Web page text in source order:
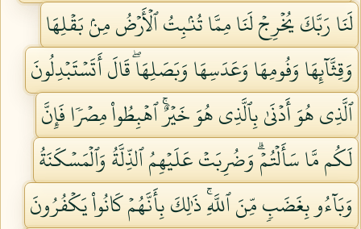
لَنَا رَبَّكَ يُخۡرِجۡ لَنَا مِمَّا تُنۢبِتُ ٱلۡأَرۡضُ مِنۢ بَقۡلِهَا
وَقِثَّآئِهَا وَفُومِهَا وَعَدَسِهَا وَبَصَلِهَاۖ قَالَ أَتَسۡتَبۡدِلُونَ
ٱلَّذِي هُوَ أَدۡنَىٰ بِٱلَّذِي هُوَ خَيۡرٌۚ ٱهۡبِطُواْ مِصۡرٗا فَإِنَّ
لَكُم مَّا سَأَلۡتُمۡۗ وَضُرِبَتۡ عَلَيۡهِمُ ٱلذِّلَّةُ وَٱلۡمَسۡكَنَةُ
وَبَآءُو بِغَضَبٖ مِّنَ ٱللَّهِۚ ذَٰلِكَ بِأَنَّهُمۡ كَانُواْ يَكۡفُرُونَ